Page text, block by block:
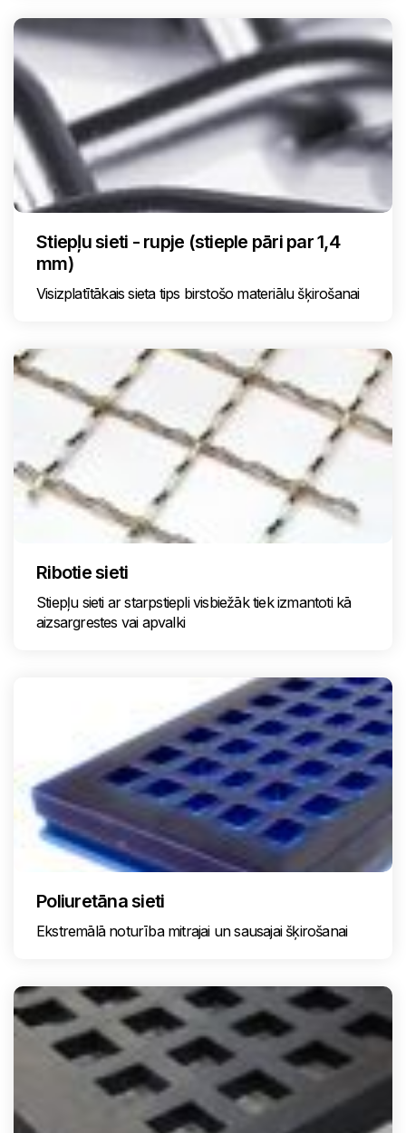
Stiepļu sieti - rupje (stieple pāri par 1,4
mm)
Visizplatītākais sieta tips birstošo materiālu šķirošanai
Ribotie sieti
Stiepļu sieti ar starpstiepli visbiežāk tiek izmantoti kā
aizsargrestes vai apvalki
Poliuretāna sieti
Ekstremālā noturība mitrajai un sausajai šķirošanai